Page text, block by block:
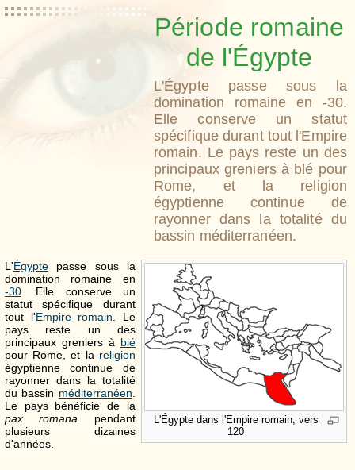
Période romaine
de l'Égypte
L'Égypte passe sous la
domination romaine en -30.
Elle conserve un statut
spécifique durant tout l'Empire
romain. Le pays reste un des
principaux greniers à blé pour
Rome, et la religion
égyptienne continue de
rayonner dans la totalité du
bassin méditerranéen.
L'Égypte dans l'Empire romain, vers
120
L'Égypte passe sous la
domination romaine en
-30 . Elle conserve un
statut spécifique durant
tout l'Empire romain . Le
pays reste un des
principaux greniers à blé
pour Rome, et la religion
égyptienne continue de
rayonner dans la totalité
du bassin méditerranéen
Le pays bénéficie de la
pax romana pendant
plusieurs dizaines
d'années.